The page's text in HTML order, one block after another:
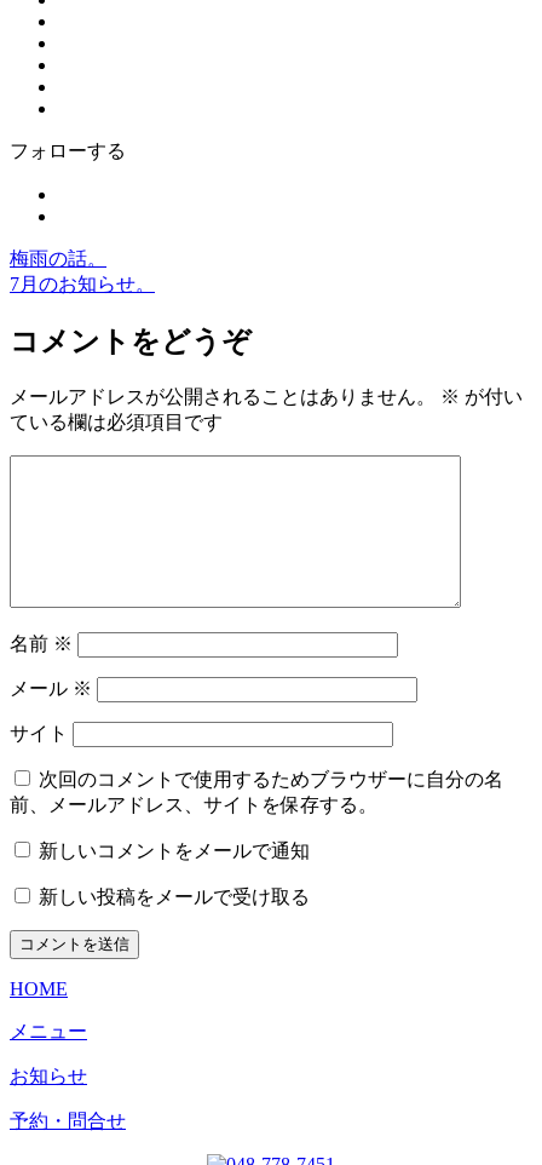
フォローする
梅雨の話。
7月のお知らせ。
コメントをどうぞ
メールアドレスが公開されることはありません。 ※ が付い
ている欄は必須項目です
名前 ※
メール ※
サイト
次回のコメントで使用するためブラウザーに自分の名
前、メールアドレス、サイトを保存する。
新しいコメントをメールで通知
新しい投稿をメールで受け取る
HOME
メニュー
お知らせ
予約・問合せ